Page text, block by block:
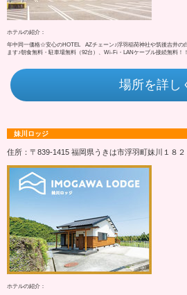
ホテルの紹介：
年中同一価格☆安心のHOTEL AZチェーン♪浮羽稲荷神社や筑後吉井の
ます♪朝食無料・駐車場無料（92台）、Wi-Fi・LANケーブル接続無料！
場所を詳し
妹川ロッジ
住所：〒839-1415 福岡県うきは市浮羽町妹川１８２
ホテルの紹介：